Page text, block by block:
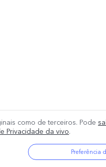
como de terceiros. Pode
Privacidade da vivo.
Preferência